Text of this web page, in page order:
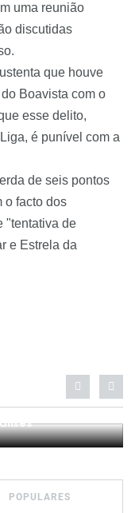
uma reunião
discutidas
que houve
Boavista com o
esse delito,
é punível com a
de seis pontos
o facto dos
"tentativa de
e Estrela da
POPULARES